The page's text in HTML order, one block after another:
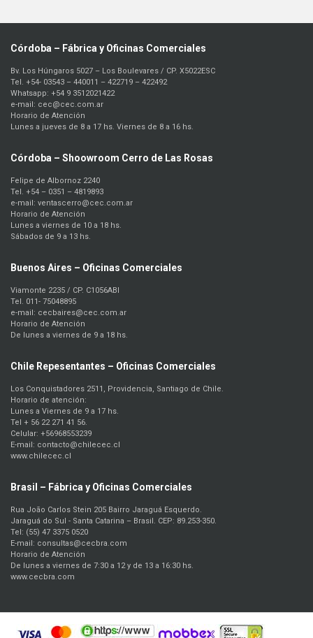
Córdoba – Fábrica y Oficinas Comerciales
Bv. Los Húngaros 5027 – Los Boulevares / CP. X5022ESC
Tel. +54- 03543 – 440011 – 422719 – 422492
Whatsapp: +54 9 3512021422
e-mail: cec@cec.com.ar
Horario de Atención
Lunes a jueves de 8 a 17 hs. Viernes de 8 a 16 hs.
Córdoba – Shoowroom Cerro de Las Rosas
Felipe de Albornoz 2240
Tel. +54 – 0351 – 4819893
e-mail: ventascerro@cec.com.ar
Horario de Atención
Lunes a viernes de 10 a 18 hs.
Sábados de 9 a 13 hs.
Buenos Aires – Oficinas Comerciales
Viamonte 2235 / CP. C1056ABI
Tel. 011- 75048895
e-mail: cecbaires@cec.com.ar
Horario de Atención
De lunes a viernes de 9 a 18 hs.
Chile Repesentantes – Oficinas Comerciales
Los Conquistadores 2511, Providencia, Santiago de Chile.
Horario de atención:
Lunes a Viernes de 9 a 17 hs.
Tel + 56 22 271 41 56.
Celular: +56968553239
E-mail: contacto@chilecec.cl
www.chilecec.cl
Brasil – Fábrica y Oficinas Comerciales
Rua João Carlos Stein 205 Bairro Jaraguá Esquerdo.
Jaraguá do Sul - Santa Catarina – Brasil. CEP: 89.253-350.
Tel: (55) 47 3375 0520
E-mail: consultas@cecbra.com
Horario de Atención
De lunes a viernes de 7:30 a 12 y de 13 a 16:30 hs.
www.cecbra.com